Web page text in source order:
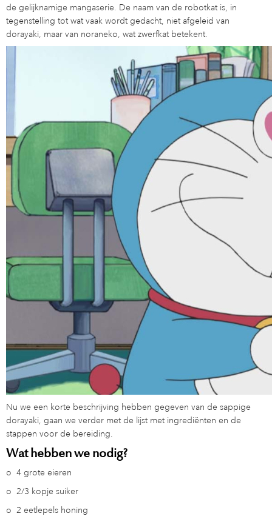
de gelijknamige mangaserie. De naam van de robotkat is, in
tegenstelling tot wat vaak wordt gedacht, niet afgeleid van
dorayaki, maar van noraneko, wat zwerfkat betekent.
Nu we een korte beschrijving hebben gegeven van de sappige
dorayaki, gaan we verder met de lijst met ingrediënten en de
stappen voor de bereiding.
Wat hebben we nodig?
o 4 grote eieren
o 2/3 kopje suiker
o 2 eetlepels honing